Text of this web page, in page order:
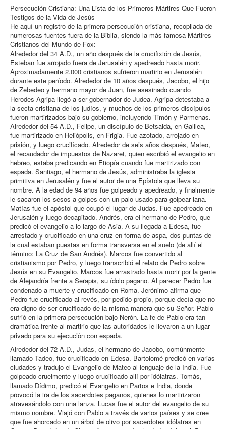
Persecución Cristiana: Una Lista de los Primeros Mártires Que Fueron
Testigos de la Vida de Jesús
He aquí un registro de la primera persecución cristiana, recopilada de
numerosas fuentes fuera de la Biblia, siendo la más famosa Mártires
Cristianos del Mundo de Fox:
Alrededor del 34 A.D., un año después de la crucifixión de Jesús,
Esteban fue arrojado fuera de Jerusalén y apedreado hasta morir.
Aproximadamente 2.000 cristianos sufrieron martirio en Jerusalén
durante este período. Alrededor de 10 años después, Jacobo, el hijo
de Zebedeo y hermano mayor de Juan, fue asesinado cuando
Herodes Agripa llegó a ser gobernador de Judea. Agripa detestaba a
la secta cristiana de los judíos, y muchos de los primeros discípulos
fueron martirizados bajo su gobierno, incluyendo Timón y Parmenas.
Alrededor del 54 A.D., Felipe, un discípulo de Betsaida, en Galilea,
fue martirizado en Heliópolis, en Frigia. Fue azotado, arrojado en
prisión, y luego crucificado. Alrededor de seis años después, Mateo,
el recaudador de impuestos de Nazaret, quien escribió el evangelio en
hebreo, estaba predicando en Etiopía cuando fue martirizado con
espada. Santiago, el hermano de Jesús, administraba la iglesia
primitiva en Jerusalén y fue el autor de una Epístola que lleva su
nombre. A la edad de 94 años fue golpeado y apedreado, y finalmente
le sacaron los sesos a golpes con un palo usado para golpear lana.
Matías fue el apóstol que ocupó el lugar de Judas. Fue apedreado en
Jerusalén y luego decapitado. Andrés, era el hermano de Pedro, que
predicó el evangelio a lo largo de Asia. A su llegada a Edesa, fue
arrestado y crucificado en una cruz en forma de aspa, dos puntas de
la cual estaban puestas en forma transversa en el suelo (de allí el
término: La Cruz de San Andrés). Marcos fue convertido al
cristianismo por Pedro, y luego transcribió el relato de Pedro sobre
Jesús en su Evangelio. Marcos fue arrastrado hasta morir por la gente
de Alejandría frente a Serapis, su ídolo pagano. Al parecer Pedro fue
condenado a muerte y crucificado en Roma. Jerónimo afirma que
Pedro fue crucificado al revés, por pedido propio, porque decía que no
era digno de ser crucificado de la misma manera que su Señor. Pablo
sufrió en la primera persecución bajo Nerón. La fe de Pablo era tan
dramática frente al martirio que las autoridades le llevaron a un lugar
privado para su ejecución con espada.
Alrededor del 72 A.D., Judas, el hermano de Jacobo, comúnmente
llamado Tadeo, fue crucificado en Edesa. Bartolomé predicó en varias
ciudades y tradujo el Evangelio de Mateo al lenguaje de la India. Fue
golpeado cruelmente y luego crucificado allí por idólatras. Tomás,
llamado Dídimo, predicó el Evangelio en Partos e India, donde
provocó la ira de los sacerdotes paganos, quienes lo martirizaron
atravesándolo con una lanza. Lucas fue el autor del evangelio de su
mismo nombre. Viajó con Pablo a través de varios países y se cree
que fue ahorcado en un árbol de olivo por sacerdotes idólatras en